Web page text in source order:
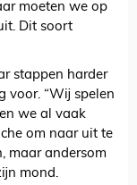
moeten we op
Dit soort
stappen harder
voor. “Wij spelen
we al vaak
om naar uit te
maar andersom
mond.